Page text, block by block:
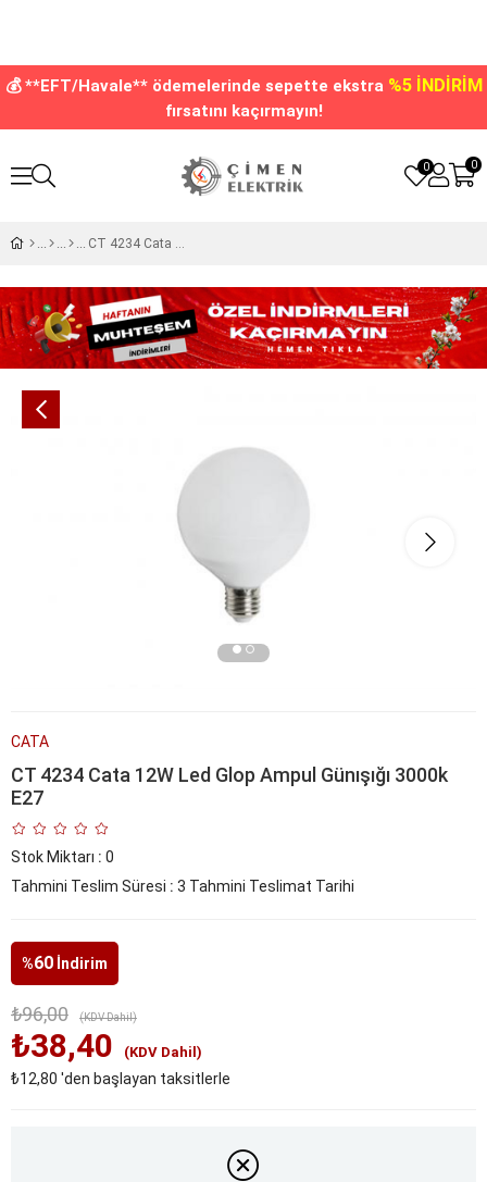
💰 **EFT/Havale** ödemelerinde sepette ekstra %5 İNDİRİM
fırsatını kaçırmayın!
0
0
CT 4234 Cata 12W Led Glop Ampul Günışığı 3000k E27
CATA
CT 4234 Cata 12W Led Glop Ampul Günışığı 3000k
E27
Stok Miktarı : 0
Tahmini Teslim Süresi : 3 Tahmini Teslimat Tarihi
%60 İndirim
₺96,00 (KDV Dahil)
₺38,40 (KDV Dahil)
₺12,80 'den başlayan taksitlerle